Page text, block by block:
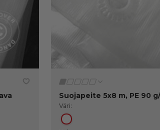
Suojapeite 5x8 m, PE 90
Väri:
Läpikuultava